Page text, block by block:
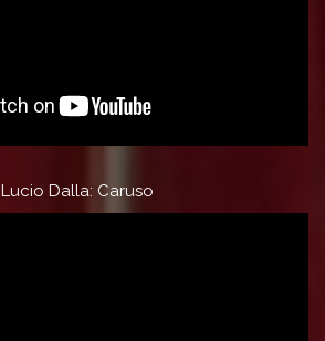
Lucio Dalla: Caruso